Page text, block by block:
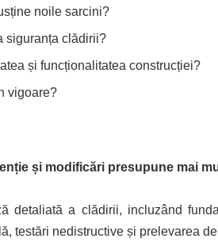
noile sarcini?
siguranța clădirii?
și funcționalitatea construcției?
vigoare?
și modificări presupune mai
a clădirii, incluzând
testări nedistructive și prelevarea